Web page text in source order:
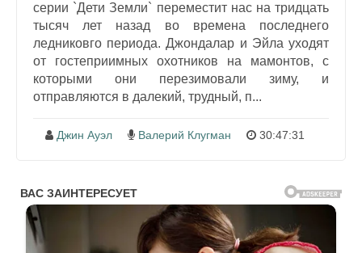
серии `Дети Земли` переместит нас на тридцать
тысяч лет назад во времена последнего
ледниковго периода. Джондалар и Эйла уходят
от гостеприимных охотников на мамонтов, с
которыми они перезимовали зиму, и
отправляются в далекий, трудный, п...
Джин Ауэл Валерий Клугман 30:47:31